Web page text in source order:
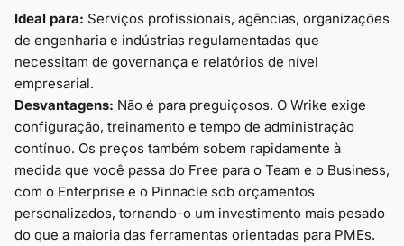
Ideal para: Serviços profissionais, agências, organizações
de engenharia e indústrias regulamentadas que
necessitam de governança e relatórios de nível
empresarial.
Desvantagens: Não é para preguiçosos. O Wrike exige
configuração, treinamento e tempo de administração
contínuo. Os preços também sobem rapidamente à
medida que você passa do Free para o Team e o Business,
com o Enterprise e o Pinnacle sob orçamentos
personalizados, tornando-o um investimento mais pesado
do que a maioria das ferramentas orientadas para PMEs.